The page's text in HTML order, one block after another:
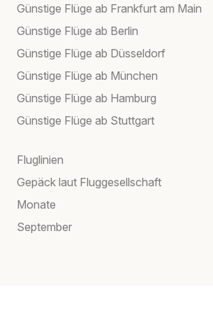
Günstige Flüge ab Frankfurt am Main
Günstige Flüge ab Berlin
Günstige Flüge ab Düsseldorf
Günstige Flüge ab München
Günstige Flüge ab Hamburg
Günstige Flüge ab Stuttgart
Fluglinien
Gepäck laut Fluggesellschaft
Monate
September